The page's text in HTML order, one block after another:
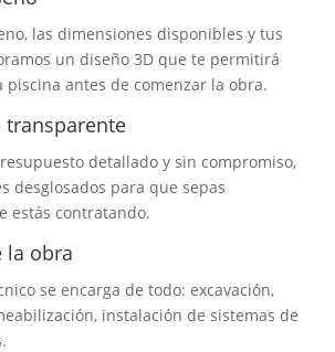
las dimensiones disponibles y tus
un diseño 3D que te permitirá
antes de comenzar la obra.
transparente
detallado y sin compromiso,
desglosados para que sepas
estás contratando.
la obra
se encarga de todo: excavación,
instalación de sistemas de